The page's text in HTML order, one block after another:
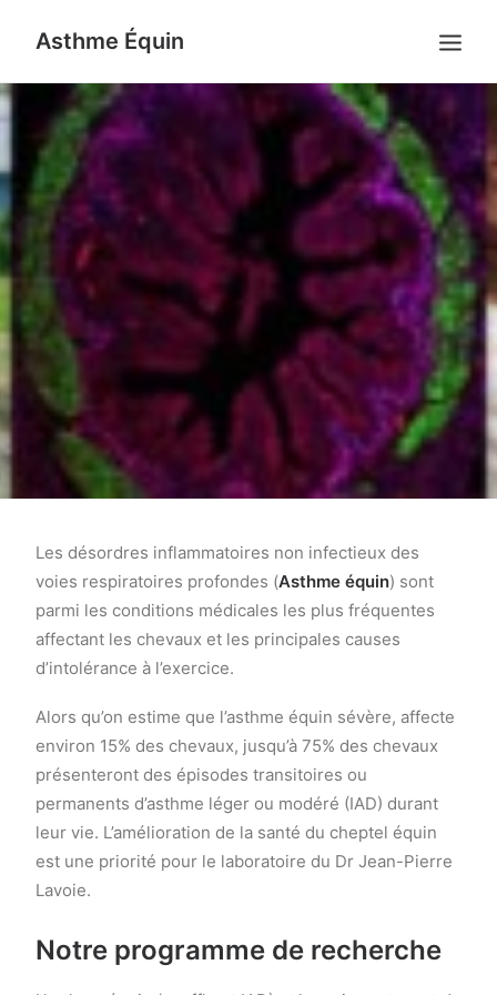
Asthme Équin
ACCUEIL
RECHERCHE
PROJET DE RECHERCHE
INSTALLATIONS
ÉQUIPE
NOUVELLES
NOUS JOINDRE
ENGLISH
RECHERCHE
Les désordres inflammatoires non infectieux des
voies respiratoires profondes (Asthme équin) sont
parmi les conditions médicales les plus fréquentes
affectant les chevaux et les principales causes
d’intolérance à l’exercice.
Alors qu’on estime que l’asthme équin sévère, affecte
environ 15% des chevaux, jusqu’à 75% des chevaux
présenteront des épisodes transitoires ou
permanents d’asthme léger ou modéré (IAD) durant
leur vie. L’amélioration de la santé du cheptel équin
est une priorité pour le laboratoire du Dr Jean-Pierre
Lavoie.
Notre programme de recherche